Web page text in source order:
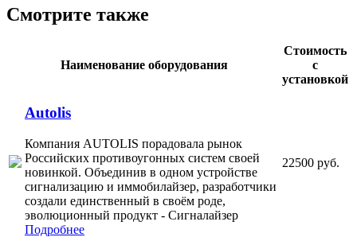
Смотрите также
Наименование оборудования
Стоимость
с
установкой
Autolis
Компания AUTOLIS порадовала рынок
Российских противоугонных систем своей
новинкой. Объединив в одном устройстве
сигнализацию и иммобилайзер, разработчики
создали единственный в своём роде,
эволюционный продукт - Сигналайзер
Подробнее
22500 руб.